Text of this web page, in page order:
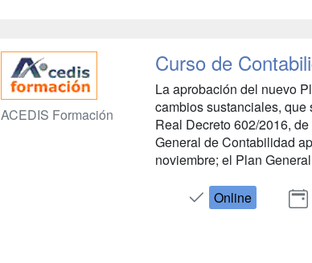
ACEDIS Formación
Curso de
La aprobación del nuevo
cambios sustanciales,
Real Decreto 602/2016,
General de Contabilidad
noviembre; el Plan
Online